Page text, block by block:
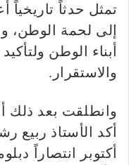
تمثل حدثاً تاريخياً
إلى لحمة الوطن،
أبناء الوطن
والاستقرار.
وانطلقت بعد ذلك
أكتوبر انتصاراً